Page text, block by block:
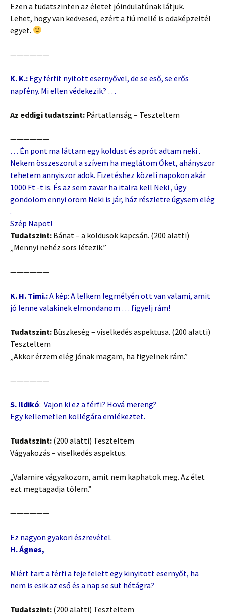
Ezen a tudatszinten az életet jóindulatúnak látjuk.
Lehet, hogy van kedvesed, ezért a fiú mellé is odaképzeltél
egyet.
——————
K. K.: Egy férfit nyitott esernyővel, de se eső, se erős
napfény. Mi ellen védekezik? …
Az eddigi tudatszint: Pártatlanság – Teszteltem
——————
… Én pont ma láttam egy koldust és aprót adtam neki .
Nekem összeszorul a szívem ha meglátom Őket, ahányszor
tehetem annyiszor adok. Fizetéshez közeli napokon akár
1000 Ft -t is. És az sem zavar ha italra kell Neki , úgy
gondolom ennyi öröm Neki is jár, ház részletre úgysem elég
.
Szép Napot!
Tudatszint: Bánat – a koldusok kapcsán. (200 alatti)
„Mennyi nehéz sors létezik.”
——————
K. H. Timi.:A kép: A lelkem legmélyén ott van valami, amit
jó lenne valakinek elmondanom … figyelj rám!
Tudatszint: Büszkeség – viselkedés aspektusa. (200 alatti)
Teszteltem
„Akkor érzem elég jónak magam, ha figyelnek rám.”
——————
S. Ildikó: Vajon ki ez a férfi? Hová mereng?
Egy kellemetlen kollégára emlékeztet.
Tudatszint: (200 alatti) Teszteltem
Vágyakozás – viselkedés aspektus.
„Valamire vágyakozom, amit nem kaphatok meg. Az élet
ezt megtagadja tőlem.”
——————
Ez nagyon gyakori észrevétel.
H. Ágnes,
Miért tart a férfi a feje felett egy kinyitott esernyőt, ha
nem is esik az eső és a nap se süt hétágra?
Tudatszint: (200 alatti) Teszteltem